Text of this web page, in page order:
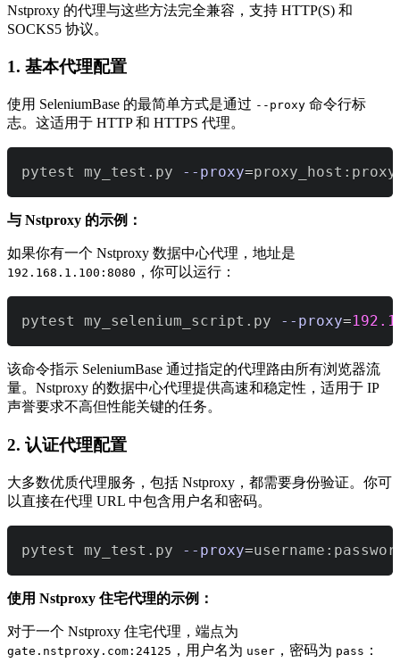
Nstproxy 的代理与这些方法完全兼容，支持 HTTP(S) 和
SOCKS5 协议。
1. 基本代理配置
使用 SeleniumBase 的最简单方式是通过 --proxy 命令行标
志。这适用于 HTTP 和 HTTPS 代理。
pytest my_test.py --proxy=
与 Nstproxy 的示例：
如果你有一个 Nstproxy 数据中心代理，地址是
192.168.1.100:8080 ，你可以运行：
pytest my_selenium_script.py --proxy=
该命令指示 SeleniumBase 通过指定的代理路由所有浏览器流
量。Nstproxy 的数据中心代理提供高速和稳定性，适用于 IP
声誉要求不高但性能关键的任务。
2. 认证代理配置
大多数优质代理服务，包括 Nstproxy，都需要身份验证。你可
以直接在代理 URL 中包含用户名和密码。
pytest my_test.py --proxy=
使用 Nstproxy 住宅代理的示例：
对于一个 Nstproxy 住宅代理，端点为
gate.nstproxy.com:24125 ，用户名为 user ，密码为 pass ：